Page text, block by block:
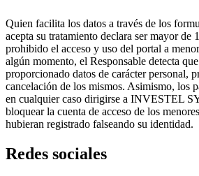
Quien facilita los datos a través de los
acepta su tratamiento declara ser mayor de
prohibido el acceso y uso del portal a
algún momento, el Responsable detecta
proporcionado datos de carácter personal,
cancelación de los mismos. Asimismo, los
en cualquier caso dirigirse a INVESTEL
bloquear la cuenta de acceso de los
hubieran registrado falseando su identidad.
Redes sociales